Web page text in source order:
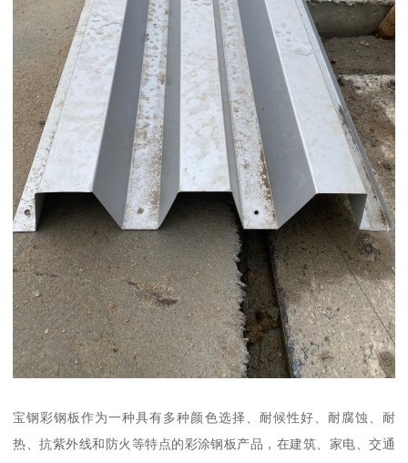
宝钢彩钢板作为一种具有多种颜色选择、耐候性好、耐腐蚀、耐
热、抗紫外线和防火等特点的彩涂钢板产品，在建筑、家电、交通